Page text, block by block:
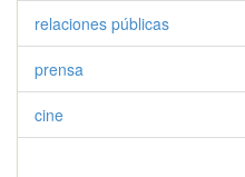
relaciones públicas
prensa
cine